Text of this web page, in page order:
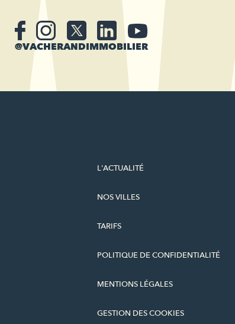
@VACHERANDIMMOBILIER
L'ACTUALITÉ
NOS VILLES
TARIFS
POLITIQUE DE CONFIDENTIALITÉ
MENTIONS LÉGALES
GESTION DES COOKIES